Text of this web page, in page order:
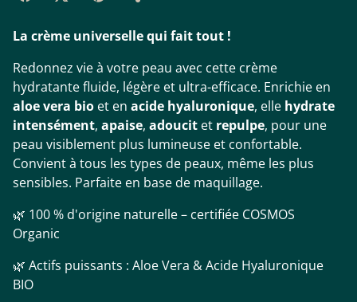
La crème universelle qui fait tout !
Redonnez vie à votre peau avec cette crème
hydratante fluide, légère et ultra-efficace. Enrichie en
aloe vera bio et en acide hyaluronique, elle hydrate
intensément, apaise, adoucit et repulpe, pour une
peau visiblement plus lumineuse et confortable.
Convient à tous les types de peaux, même les plus
sensibles. Parfaite en base de maquillage.
🌿 100 % d'origine naturelle – certifiée COSMOS
Organic
🌿 Actifs puissants : Aloe Vera & Acide Hyaluronique
BIO